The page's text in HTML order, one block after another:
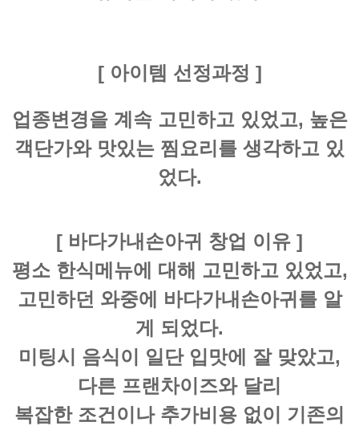
[ 아이템 선정과정 ]
업종변경을 계속 고민하고 있었고, 높은
객단가와 맛있는 찜요리를 생각하고 있
었다.
[ 바다가내손아귀 창업 이유 ]
평소 한식메뉴에 대해 고민하고 있었고,
고민하던 와중에 바다가내손아귀를 알
게 되었다.
미팅시 음식이 일단 입맛에 잘 맞았고,
다른 프랜차이즈와 달리
복잡한 조건이나 추가비용 없이 기존의